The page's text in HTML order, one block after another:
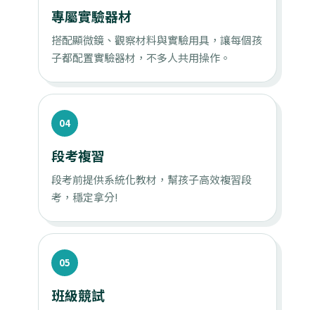
專屬實驗器材
搭配顯微鏡、觀察材料與實驗用具，讓每個孩
子都配置實驗器材，不多人共用操作。
04
段考複習
段考前提供系統化教材，幫孩子高效複習段
考，穩定拿分!
05
班級競試